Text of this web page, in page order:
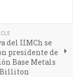
del IIMCh se
presidente de
Base Metals
Billiton